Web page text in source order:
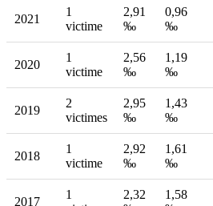
2021
1
victime
2,91
‰
0,96
‰
2020
1
victime
2,56
‰
1,19
‰
2019
2
victimes
2,95
‰
1,43
‰
2018
1
victime
2,92
‰
1,61
‰
2017
1
2,32
1,58